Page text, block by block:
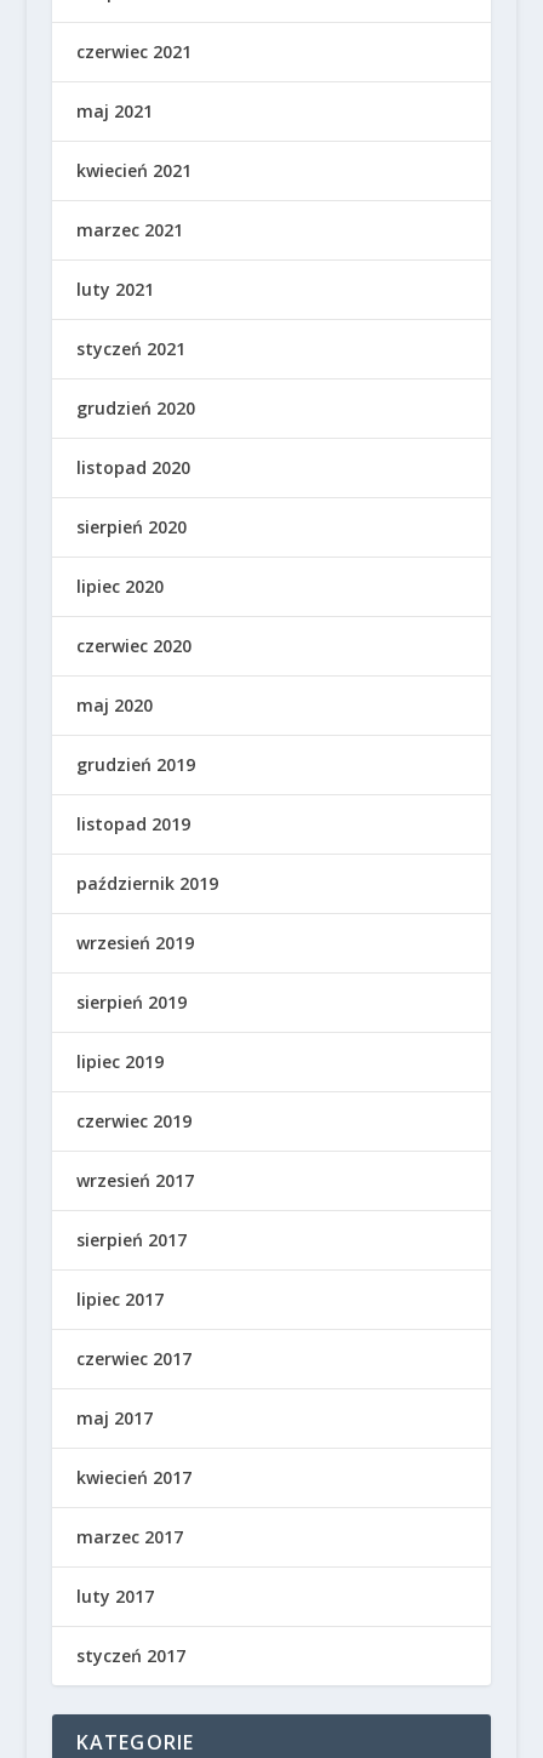
czerwiec 2021
maj 2021
kwiecień 2021
marzec 2021
luty 2021
styczeń 2021
grudzień 2020
listopad 2020
sierpień 2020
lipiec 2020
czerwiec 2020
maj 2020
grudzień 2019
listopad 2019
październik 2019
wrzesień 2019
sierpień 2019
lipiec 2019
czerwiec 2019
wrzesień 2017
sierpień 2017
lipiec 2017
czerwiec 2017
maj 2017
kwiecień 2017
marzec 2017
luty 2017
styczeń 2017
KATEGORIE